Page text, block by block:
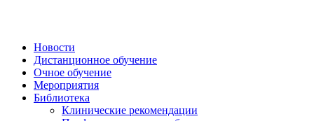
Новости
Дистанционное обучение
Очное обучение
Мероприятия
Библиотека
Клинические рекомендации